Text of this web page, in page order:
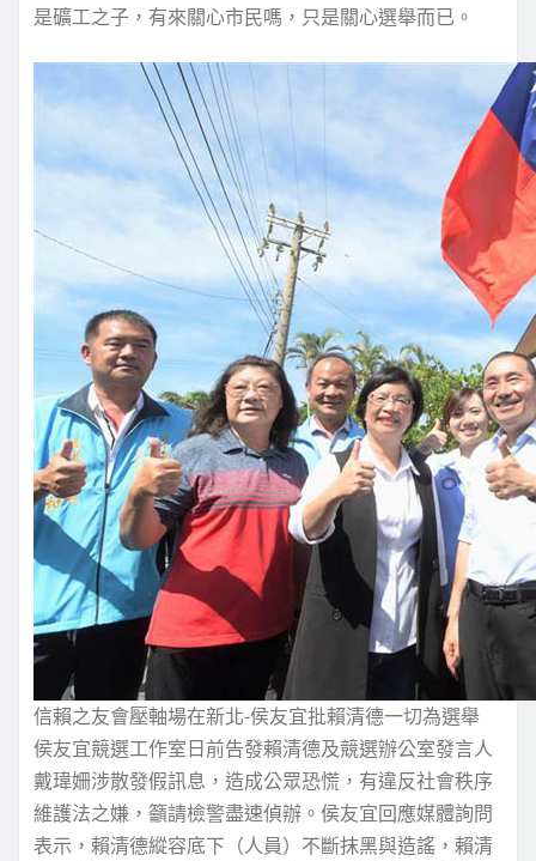
是礦工之子，有來關心市民嗎，只是關心選舉而已。
信賴之友會壓軸場在新北-侯友宜批賴清德一切為選舉
侯友宜競選工作室日前告發賴清德及競選辦公室發言人
戴瑋姍涉散發假訊息，造成公眾恐慌，有違反社會秩序
維護法之嫌，籲請檢警盡速偵辦。侯友宜回應媒體詢問
表示，賴清德縱容底下（人員）不斷抹黑與造謠，賴清